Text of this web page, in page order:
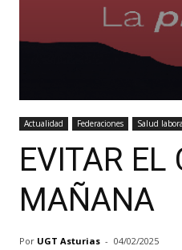
Actualidad Federaciones Salud
EVITAR EL
MAÑANA
Por UGT Asturias - 04/02/2025